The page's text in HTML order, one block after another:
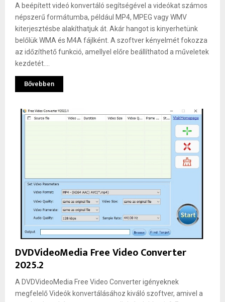
A beépített videó konvertáló segítségével a videókat számos
népszerű formátumba, például MP4, MPEG vagy WMV
kiterjesztésbe alakíthatjuk át. Akár hangot is kinyerhetünk
belőlük WMA és M4A fájlként. A szoftver kényelmét fokozza
az időzíthető funkció, amellyel előre beállíthatod a műveletek
kezdetét....
Bővebben
DVDVideoMedia Free Video Converter
2025.2
A DVDVideoMedia Free Video Converter igényeknek
megfelelő Videók konvertálásához kiváló szoftver, amivel a